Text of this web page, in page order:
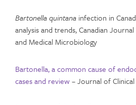
Bartonella quintana infection in
analysis and trends, Canadian
and Medical Microbiology
Bartonella, a common cause of
cases and review– Journal of